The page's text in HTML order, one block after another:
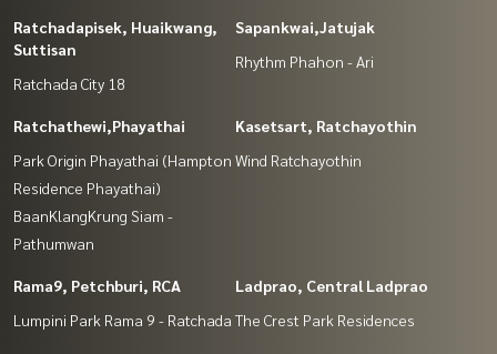
Ratchadapisek, Huaikwang,
Suttisan
Ratchada City 18
Sapankwai,Jatujak
Rhythm Phahon - Ari
Ratchathewi,Phayathai
Park Origin Phayathai (Hampton
Residence Phayathai)
BaanKlangKrung Siam -
Pathumwan
Kasetsart, Ratchayothin
Wind Ratchayothin
Rama9, Petchburi, RCA
Lumpini Park Rama 9 - Ratchada
Ladprao, Central Ladprao
The Crest Park Residences